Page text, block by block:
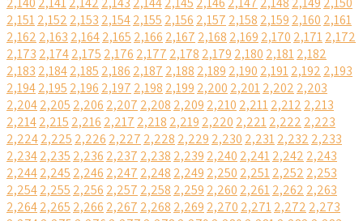
2,1512,152 2,153 2,1542,155 2,156 2,157 2,158 2,159 2,160 2,161
2,162 2,163 2,1642,165 2,166 2,167 2,168 2,169 2,170 2,1712,172
2,173 2,1742,175 2,176 2,177 2,178 2,179 2,180 2,1812,182
2,183 2,1842,185 2,186 2,187 2,188 2,189 2,190 2,1912,192 2,193
2,1942,195 2,196 2,197 2,198 2,199 2,200 2,2012,202 2,203
2,2042,205 2,206 2,207 2,208 2,209 2,210 2,2112,212 2,213
2,2142,215 2,216 2,217 2,218 2,219 2,220 2,2212,222 2,223
2,2242,225 2,226 2,227 2,228 2,229 2,230 2,2312,232 2,233
2,2342,235 2,236 2,237 2,238 2,239 2,240 2,2412,242 2,243
2,2442,245 2,246 2,247 2,248 2,249 2,250 2,2512,252 2,253
2,2542,255 2,256 2,257 2,258 2,259 2,260 2,2612,262 2,263
2,2642,265 2,266 2,267 2,268 2,269 2,270 2,2712,272 2,273